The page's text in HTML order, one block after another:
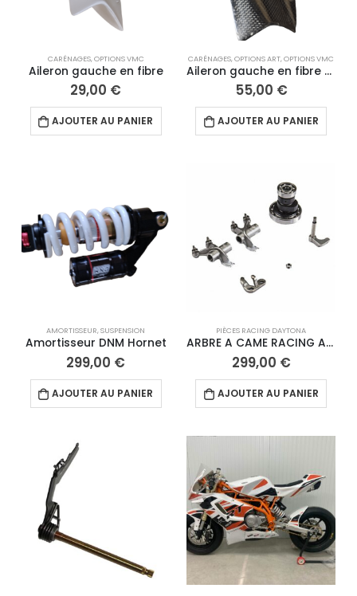
CARÉNAGES,OPTIONS VMC
Aileron gauche en fibre
29,00 €
AJOUTER AU PANIER
CARÉNAGES,OPTIONS ART,OPTIONS VMC
Aileron gauche en fibre carbone
55,00 €
AJOUTER AU PANIER
AMORTISSEUR,SUSPENSION
Amortisseur DNM Hornet
299,00 €
AJOUTER AU PANIER
PIÈCES RACING DAYTONA
ARBRE A CAME RACING ANIMA SANS ROULEAU
299,00 €
AJOUTER AU PANIER